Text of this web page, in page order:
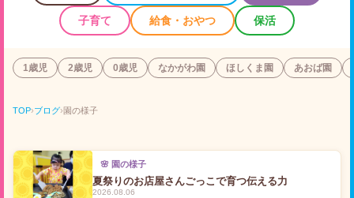
子育て 給食・おやつ 保活
1歳児 2歳児 0歳児 なかがわ園 ほしくま園 あおば園
TOP›ブログ› 園の様子
🌸 園の様子
夏祭りのお店屋さんごっこで育つ伝える力
2026.08.06